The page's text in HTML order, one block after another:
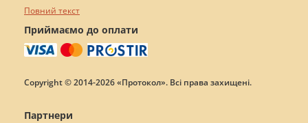
Повний текст
Приймаємо до оплати
Copyright © 2014-2026 «Протокол». Всі права захищені.
Партнери